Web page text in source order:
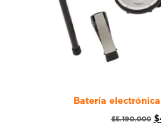
Batería
$5.190.000 $